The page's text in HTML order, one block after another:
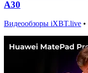
A30
Видеообзоры iXBT.live •